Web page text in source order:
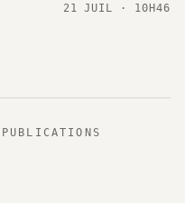
21 JUIL · 10H46